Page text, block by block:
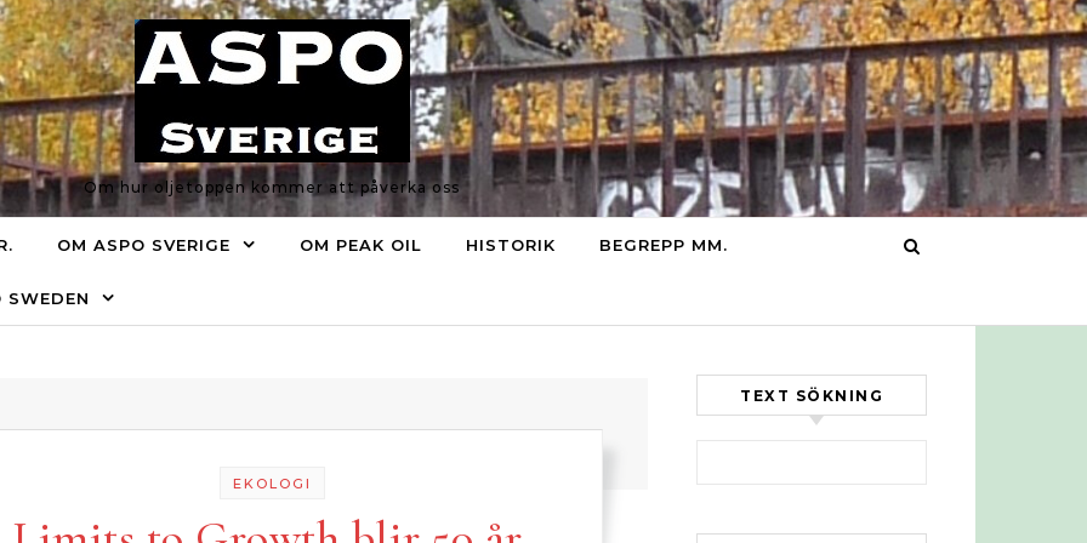
Om hur oljetoppen kommer att påverka oss
OM ASPO SVERIGE OM PEAK OIL HISTORIK BEGREPP MM.
EKOLOGI
TEXT SÖKNING